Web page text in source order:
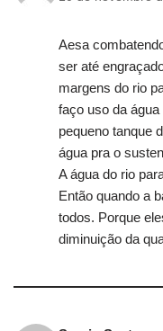
Aesa
ser até
margens do rio
faço uso da
pequeno tanque
água pra o
A água do rio
Então quando a
todos. Porque
diminuição da